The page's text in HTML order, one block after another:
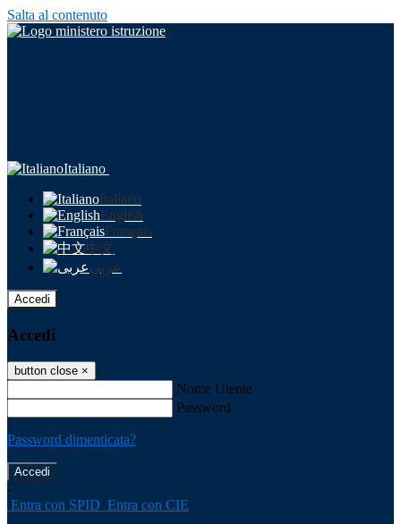
Salta al contenuto
Italiano
Italiano
English
Français
中文
عربى
Accedi
Accedi
button close ×
Nome Utente
Password
Password dimenticata?
-
Entra con SPID Entra con CIE